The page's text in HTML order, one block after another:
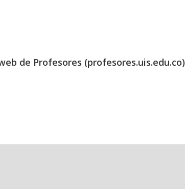
de Profesores (profesores.uis.edu.co)